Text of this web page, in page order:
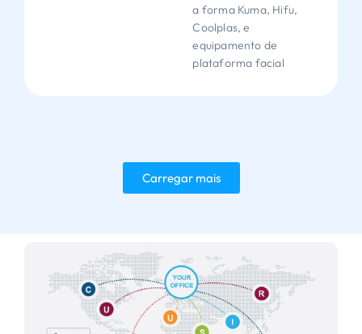
a forma Kuma, Hifu,
Coolplas, e
equipamento de
plataforma facial
Carregar mais